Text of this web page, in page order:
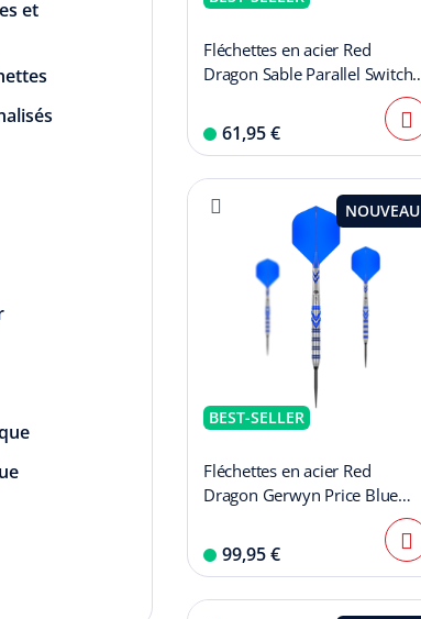
et
Fléchettes en acier Red
Dragon Sable Parallel Switch
61,95 €
NOUVEAU
BEST-SELLER
Fléchettes en acier Red
Dragon Gerwyn Price Blue
99,95 €